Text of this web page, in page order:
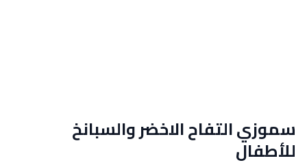
سموزي التفاح الاخضر والسبانخ
للأطفال